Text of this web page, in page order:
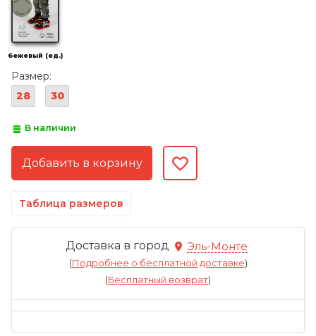
бежевый (ед.)
Размер:
28
30
В наличии
Таблица размеров
Доставка в город Эль-Монте
(Подробнее о бесплатной доставке)
(Бесплатный возврат)